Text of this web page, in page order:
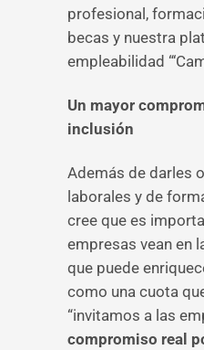
profesional,
becas y nuestra
empleabilidad
Un mayor
inclusión
Además de darles
laborales y de
cree que es
empresas vean en
que puede
como una cuota
“invitamos a las
compromiso real